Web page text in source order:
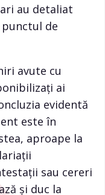
au detaliat
de
avute cu
ai
evidentă
este în
aproape la
sau cereri
și duc la